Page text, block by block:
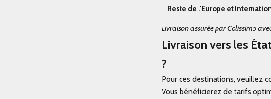
Reste de l'Europe et
Livraison assurée par Colissimo
Livraison vers les
?
Pour ces destinations, veuillez
Vous bénéficierez de tarifs